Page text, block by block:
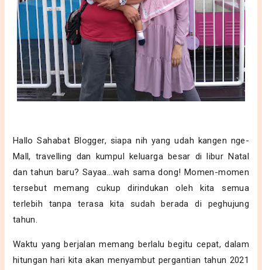
Hallo Sahabat Blogger, siapa nih yang udah kangen nge-
Mall, travelling dan kumpul keluarga besar di libur Natal
dan tahun baru? Sayaa...wah sama dong! Momen-momen
tersebut memang cukup dirindukan oleh kita semua
terlebih tanpa terasa kita sudah berada di peghujung
tahun.
Waktu yang berjalan memang berlalu begitu cepat, dalam
hitungan hari kita akan menyambut pergantian tahun 2021